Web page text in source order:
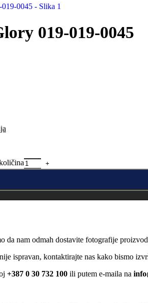
019-019-0045
da nam odmah dostavite fotografije
ispravan, kontaktirajte nas kako bismo
+387 0 30 732 100 ili putem e-maila na